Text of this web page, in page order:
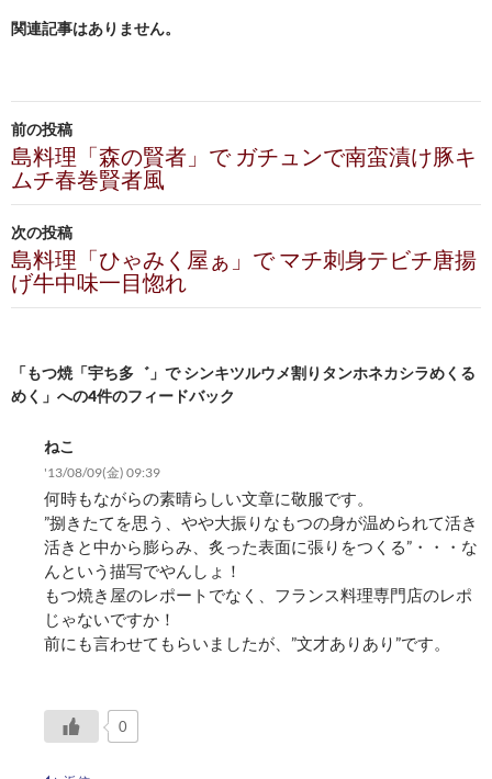
関連記事はありません。
投
稿
ナ
ビ
ゲ
ー
ョ
前の投稿
島料理「森の賢者」で ガチュンで南蛮漬け豚キ
ムチ春巻賢者風
次の投稿
島料理「ひゃみく屋ぁ」で マチ刺身テビチ唐揚
げ牛中味一目惚れ
「もつ焼「宇ち多゛」で シンキツルウメ割りタンホネカシラめくる
めく」への4件のフィードバック
ねこ
'13/08/09(金) 09:39
何時もながらの素晴らしい文章に敬服です。
”捌きたてを思う、やや大振りなもつの身が温められて活き
活きと中から膨らみ、炙った表面に張りをつくる”・・・な
んという描写でやんしょ！
もつ焼き屋のレポートでなく、フランス料理専門店のレポ
じゃないですか！
前にも言わせてもらいましたが、”文才ありあり”です。
0